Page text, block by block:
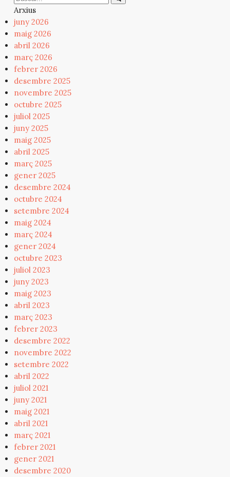
Arxius
juny 2026
maig 2026
abril 2026
març 2026
febrer 2026
desembre 2025
novembre 2025
octubre 2025
juliol 2025
juny 2025
maig 2025
abril 2025
març 2025
gener 2025
desembre 2024
octubre 2024
setembre 2024
maig 2024
març 2024
gener 2024
octubre 2023
juliol 2023
juny 2023
maig 2023
abril 2023
març 2023
febrer 2023
desembre 2022
novembre 2022
setembre 2022
abril 2022
juliol 2021
juny 2021
maig 2021
abril 2021
març 2021
febrer 2021
gener 2021
desembre 2020